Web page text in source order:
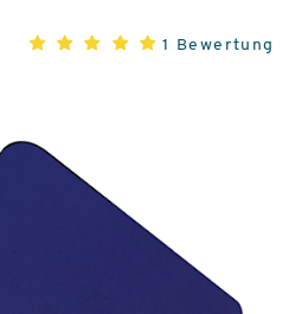
1 Bewertung